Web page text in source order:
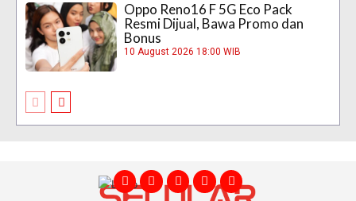
Oppo Reno16 F 5G Eco Pack
Resmi Dijual, Bawa Promo dan
Bonus
10 August 2026 18:00 WIB